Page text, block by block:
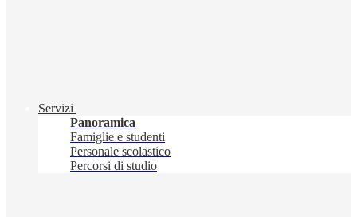
Servizi
Panoramica
Famiglie e studenti
Personale scolastico
Percorsi di studio